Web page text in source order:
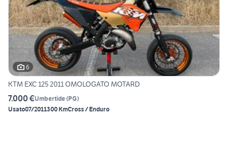
6
KTM EXC 125 2011 OMOLOGATO MOTARD
7.000 €Umbertide(PG)
Usato07/2011300 KmCross / Enduro